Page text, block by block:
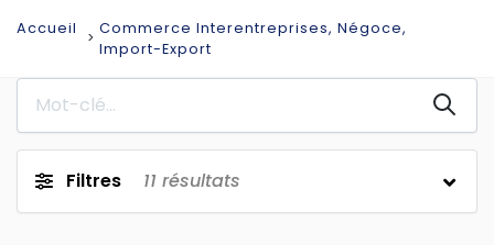
Accueil
Commerce Interentreprises, Négoce,
Import-Export
Filtres 11 résultats